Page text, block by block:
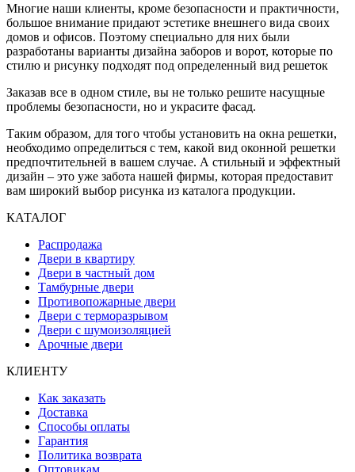
Многие наши клиенты, кроме безопасности и практичности,
большое внимание придают эстетике внешнего вида своих
домов и офисов. Поэтому специально для них были
разработаны варианты дизайна заборов и ворот, которые по
стилю и рисунку подходят под определенный вид решеток
Заказав все в одном стиле, вы не только решите насущные
проблемы безопасности, но и украсите фасад.
Таким образом, для того чтобы установить на окна решетки,
необходимо определиться с тем, какой вид оконной решетки
предпочтительней в вашем случае. А стильный и эффектный
дизайн – это уже забота нашей фирмы, которая предоставит
вам широкий выбор рисунка из каталога продукции.
КАТАЛОГ
Распродажа
Двери в квартиру
Двери в частный дом
Тамбурные двери
Противопожарные двери
Двери с терморазрывом
Двери с шумоизоляцией
Арочные двери
КЛИЕНТУ
Как заказать
Доставка
Способы оплаты
Гарантия
Политика возврата
Оптовикам